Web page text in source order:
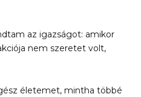
az igazságot: amikor
nem szeretet volt,
életemet, mintha többé